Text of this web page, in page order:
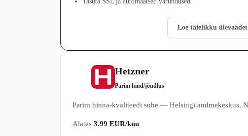
Loe täielikku ülevaadet
Hetzner
Parim hind/jõudlus
Parim hinna-kvaliteedi suhe — Helsingi andmekeskus,
Alates 3.99 EUR/kuu